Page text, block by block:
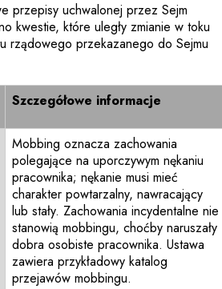
przepisy uchwalonej przez Sejm
kwestie, które uległy zmianie w toku
rządowego przekazanego do Sejmu
Szczegółowe informacje
Mobbing oznacza zachowania
polegające na uporczywym nękaniu
pracownika; nękanie musi mieć
charakter powtarzalny, nawracający
lub stały. Zachowania incydentalne nie
stanowią mobbingu, choćby naruszały
dobra osobiste pracownika. Ustawa
zawiera przykładowy katalog
przejawów mobbingu.